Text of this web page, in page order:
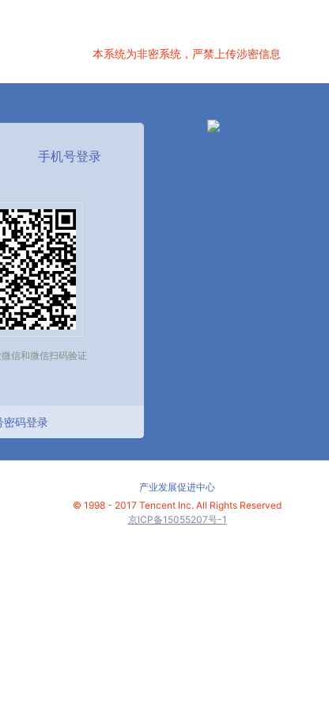
本系统为非密系统，严禁上传涉密信息
手机号登录
密码登录
产业发展促进中心
© 1998 - 2017 Tencent Inc. All Rights Reserved
京ICP备15055207号-1